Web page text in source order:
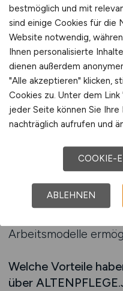
Ein weiterer Vorteil
Verbindung
Bewerbern.
Stellenanzeigen auf
veröffentlichen,
qualifizierten
Altenpfleger die
erfolgreich zu
profitieren außerdem
Plattform auf
Karriereschritte wie
Arbeitsmodelle
Welche Vorteile
über
bestmöglich und mit
sind einige Cookies für die
Website notwendig,
Ihnen personalisierte
dienen außerdem
"Alle akzeptieren" klicken,
Cookies zu. Unter dem
jeder Seite können Sie
nachträglich aufrufen und
COOKIE-
ABLEHNEN